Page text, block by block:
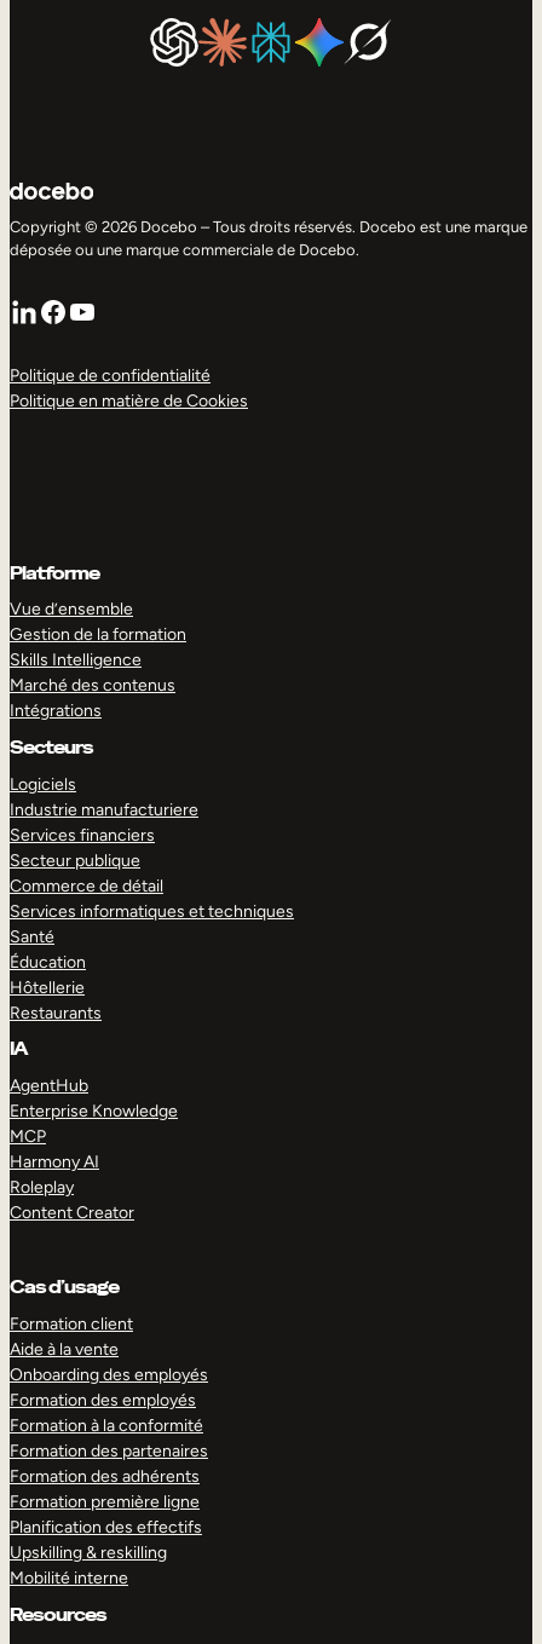
Copyright © 2026 Docebo – Tous droits réservés. Docebo est une marque
déposée ou une marque commerciale de Docebo.
LinkedIn
Facebook
YouTube
Politique de confidentialité
Politique en matière de Cookies
Platforme
Vue d’ensemble
Gestion de la formation
Skills Intelligence
Marché des contenus
Intégrations
Secteurs
Logiciels
Industrie manufacturiere
Services financiers
Secteur publique
Commerce de détail
Services informatiques et techniques
Santé
Éducation
Hôtellerie
Restaurants
IA
AgentHub
Enterprise Knowledge
MCP
Harmony AI
Roleplay
Content Creator
Cas d’usage
Formation client
Aide à la vente
Onboarding des employés
Formation des employés
Formation à la conformité
Formation des partenaires
Formation des adhérents
Formation première ligne
Planification des effectifs
Upskilling & reskilling
Mobilité interne
Resources